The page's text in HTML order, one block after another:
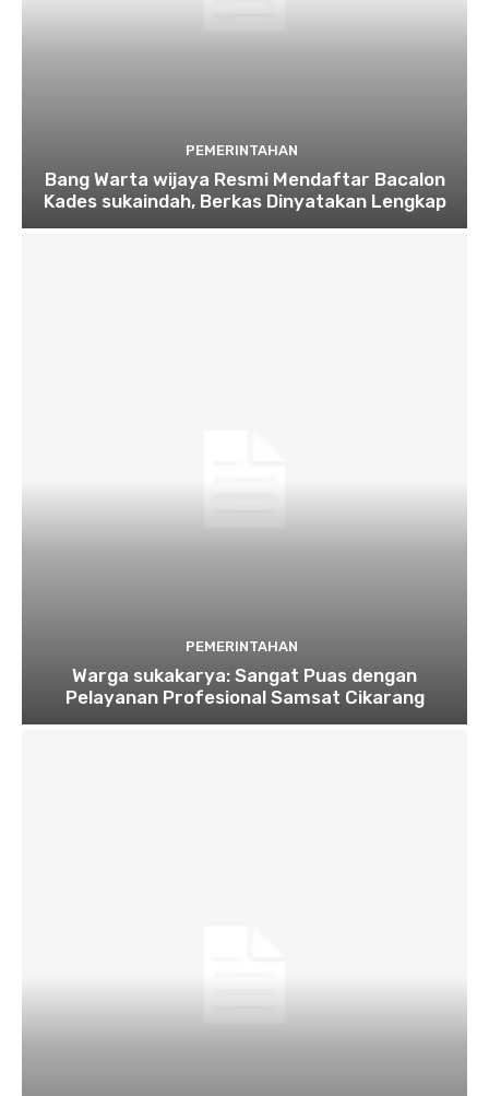
PEMERINTAHAN
Bang Warta wijaya Resmi Mendaftar Bacalon
Kades sukaindah, Berkas Dinyatakan Lengkap
PEMERINTAHAN
Warga sukakarya: Sangat Puas dengan
Pelayanan Profesional Samsat Cikarang